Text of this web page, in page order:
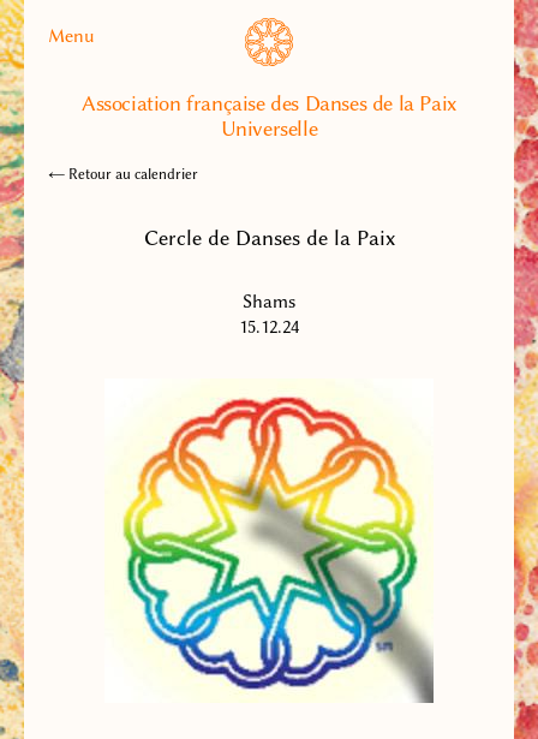
Menu
Association française des Danses de la Paix
Universelle
← Retour au calendrier
Cercle de Danses de la Paix
Shams
15.12.24